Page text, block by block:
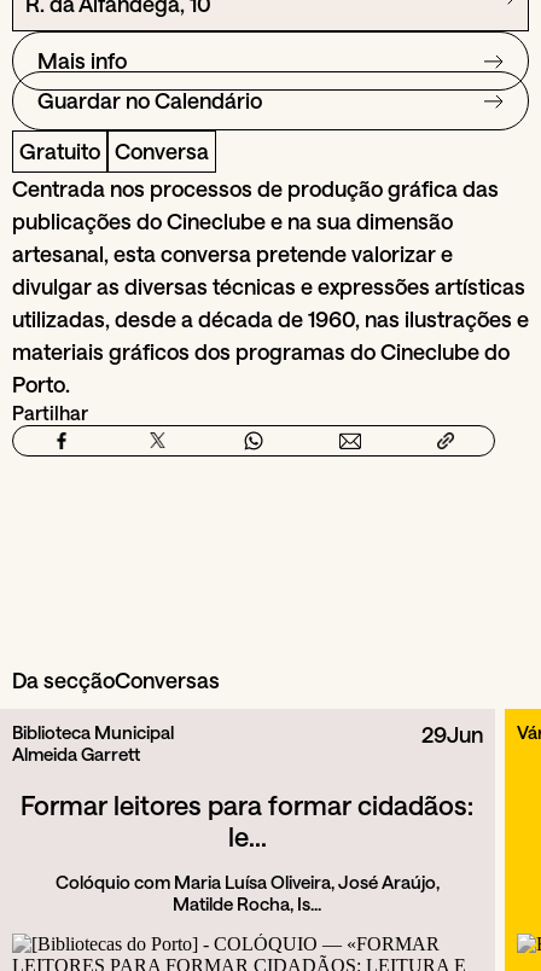
Mais info
Guardar no Calendário
Gratuito Conversa
Centrada nos processos de produção gráfica das
publicações do Cineclube e na sua dimensão
artesanal, esta conversa pretende valorizar e
divulgar as diversas técnicas e expressões artísticas
utilizadas, desde a década de 1960, nas ilustrações e
materiais gráficos dos programas do Cineclube do
Porto.
Partilhar
Da secçãoConversas
Biblioteca Municipal
Almeida Garrett
29Jun
Formar leitores para formar cidadãos:
le...
Colóquio com Maria Luísa Oliveira, José Araújo,
Matilde Rocha, Is...